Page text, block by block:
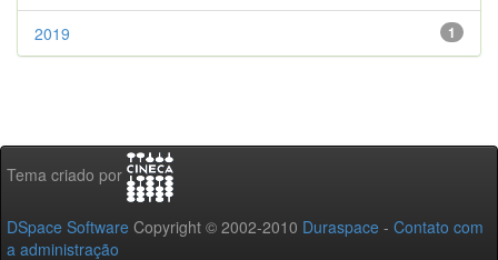
1
2019
Tema criado por
DSpace Software Copyright © 2002-2010 Duraspace - Contato com
a administração